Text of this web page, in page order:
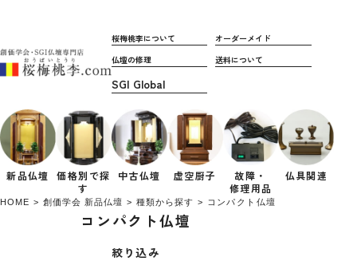
桜梅桃李について
オーダーメイド
仏壇の修理
送料について
新品仏壇 価格別で探
す
中古仏壇 虚空厨子
故障・
修理用品
仏具関連
HOME 創価学会 新品仏壇 種類から探す コンパクト仏壇
コンパクト仏壇
絞り込み